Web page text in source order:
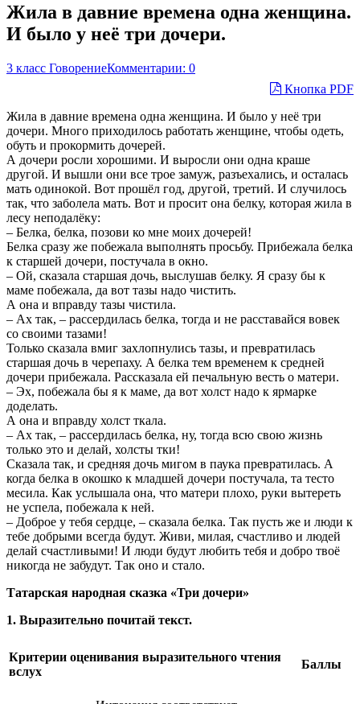
Жила в давние времена одна женщина.
И было у неё три дочери.
3 класс ГоворениеКомментарии: 0
Кнопка PDF
Жила в давние времена одна женщина. И было у неё три
дочери. Много приходилось работать женщине, чтобы одеть,
обуть и прокормить дочерей.
А дочери росли хорошими. И выросли они одна краше
другой. И вышли они все трое замуж, разъехались, и осталась
мать одинокой. Вот прошёл год, другой, третий. И случилось
так, что заболела мать. Вот и просит она белку, которая жила в
лесу неподалёку:
– Белка, белка, позови ко мне моих дочерей!
Белка сразу же побежала выполнять просьбу. Прибежала белка
к старшей дочери, постучала в окно.
– Ой, сказала старшая дочь, выслушав белку. Я сразу бы к
маме побежала, да вот тазы надо чистить.
А она и вправду тазы чистила.
– Ах так, – рассердилась белка, тогда и не расставайся вовек
со своими тазами!
Только сказала вмиг захлопнулись тазы, и превратилась
старшая дочь в черепаху. А белка тем временем к средней
дочери прибежала. Рассказала ей печальную весть о матери.
– Эх, побежала бы я к маме, да вот холст надо к ярмарке
доделать.
А она и вправду холст ткала.
– Ах так, – рассердилась белка, ну, тогда всю свою жизнь
только это и делай, холсты тки!
Сказала так, и средняя дочь мигом в паука превратилась. А
когда белка в окошко к младшей дочери постучала, та тесто
месила. Как услышала она, что матери плохо, руки вытереть
не успела, побежала к ней.
– Доброе у тебя сердце, – сказала белка. Так пусть же и люди к
тебе добрыми всегда будут. Живи, милая, счастливо и людей
делай счастливыми! И люди будут любить тебя и добро твоё
никогда не забудут. Так оно и стало.
Татарская народная сказка «Три дочери»
1. Выразительно почитай текст.
Критерии оценивания выразительного чтения
вслух
Баллы